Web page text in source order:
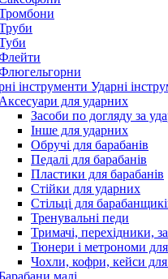
Ударні
Аксесуари для ударних
Засоби по догляду за
Інше для ударних
Обручі для барабанів
Педалі для барабанів
Пластики для барабанів
Стійки для ударних
Стільці для
Тренувальні педи
Тримачі, перехідники,
Тюнери і метрономи
Чохли, кофри, кейси
малі